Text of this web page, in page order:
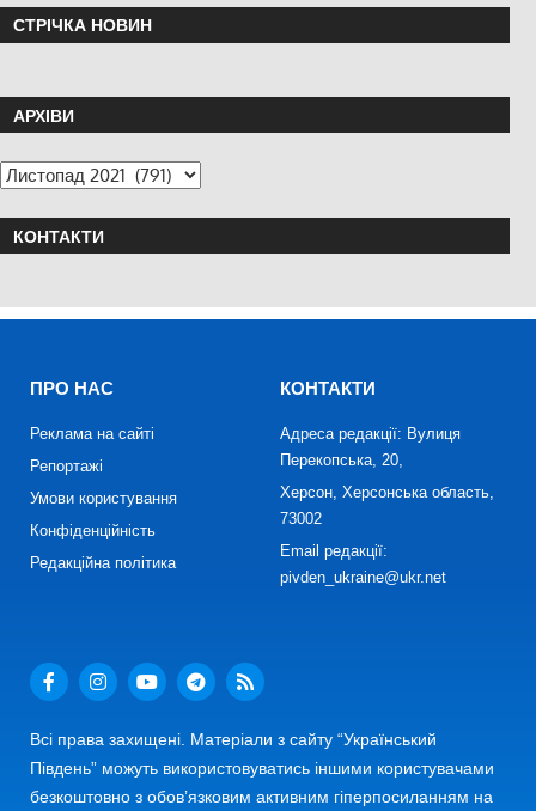
СТРІЧКА НОВИН
АРХІВИ
КОНТАКТИ
ПРО НАС
Реклама на сайті
Репортажі
Умови користування
Конфіденційність
Редакційна політика
КОНТАКТИ
Адреса редакції: Вулиця
Перекопська, 20,
Херсон, Херсонська область,
73002
Email редакції:
pivden_ukraine@ukr.net
Всі права захищені. Матеріали з сайту “Український
Південь” можуть використовуватись іншими користувачами
безкоштовно з обов’язковим активним гіперпосиланням на